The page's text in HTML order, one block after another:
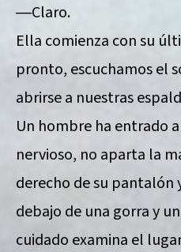
―Claro.
Ella comienza con su
pronto, escuchamos el
abrirse a nuestras
Un hombre ha entrado
nervioso, no aparta la
derecho de su pantalón
debajo de una gorra y
cuidado examina el